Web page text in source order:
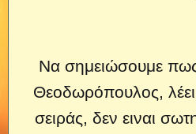
Να σημειώσουμε
Θεοδωρόπουλος,
σειράς, δεν ειναι